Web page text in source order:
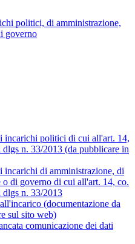
politici, di amministrazione,
governo
incarichi politici di cui all'art. 14,
dlgs n. 33/2013 (da pubblicare in
incarichi di amministrazione, di
o di governo di cui all'art. 14, co.
dlgs n. 33/2013
(documentazione da
sul sito web)
comunicazione dei dati